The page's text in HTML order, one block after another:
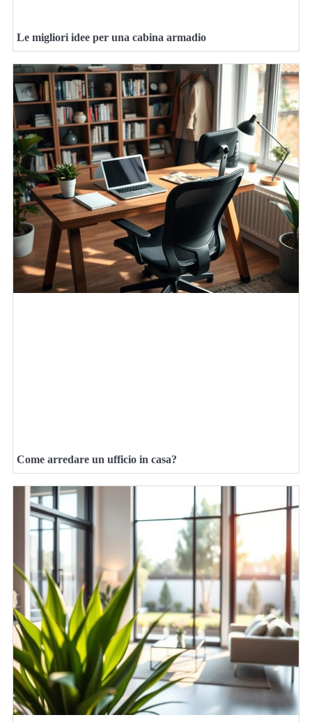
Le migliori idee per una cabina armadio
Come arredare un ufficio in casa?